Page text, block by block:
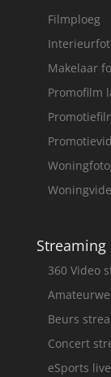
Filmploeg
Makelaar
Promofilm
Streaming
360 Video
Beurs
Concert
eSports